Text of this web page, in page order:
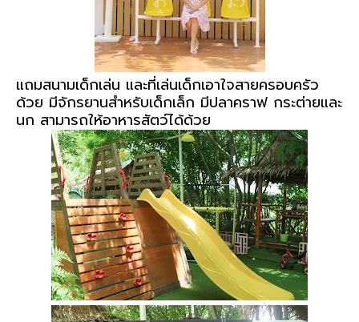
แถมสนามเด็กเล่น และที่เล่นเด็กเอาใจสายครอบครัว
ด้วย มีจักรยานสำหรับเด็กเล็ก มีปลาคราฟ กระต่ายและ
นก สามารถให้อาหารสัตว์ได้ด้วย